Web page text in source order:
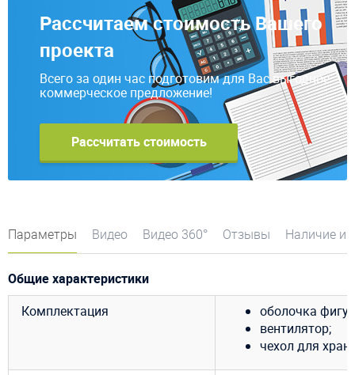
Рассчитаем стоимость Вашего
проекта
Всего за один час подготовим для Вас выгодное
коммерческое предложение!
Рассчитать стоимость
Параметры Видео Видео 360° Отзывы Наличие и
Общие характеристики
Комплектация
оболочка
вентилятор;
чехол для